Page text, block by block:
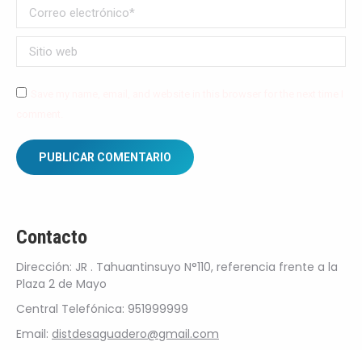
Correo electrónico *
Sitio web
PUBLICAR COMENTARIO
Contacto
Dirección: JR . Tahuantinsuyo N°110, referencia frente a la
Plaza 2 de Mayo
Central Telefónica: 951999999
Email: distdesaguadero@gmail.com